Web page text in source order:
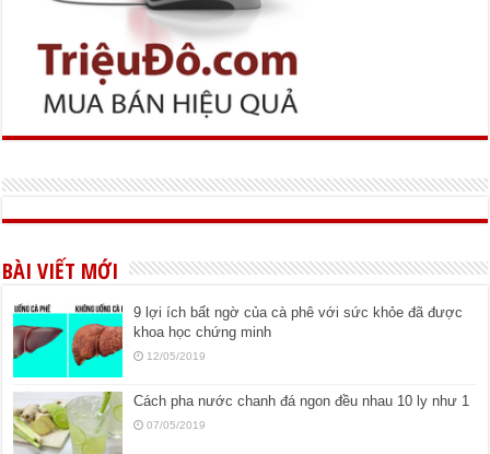
BÀI VIẾT MỚI
9 lợi ích bất ngờ của cà phê với sức khỏe đã được
khoa học chứng minh
12/05/2019
Cách pha nước chanh đá ngon đều nhau 10 ly như 1
07/05/2019